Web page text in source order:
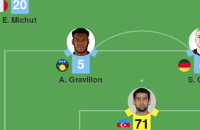
71
5
A. Gravillon S.
20
E. Michut